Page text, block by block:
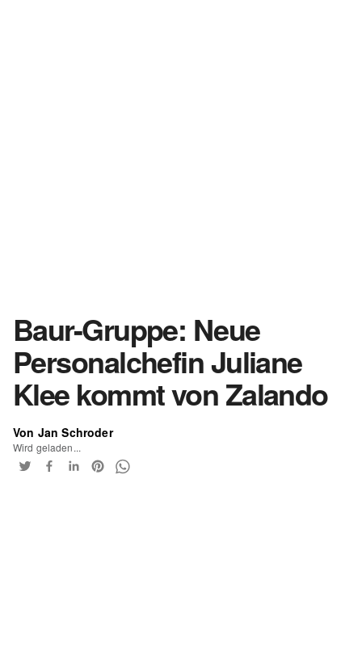
Baur-Gruppe: Neue
Personalchefin Juliane
Klee kommt von Zalando
Von Jan Schroder
Wird geladen...